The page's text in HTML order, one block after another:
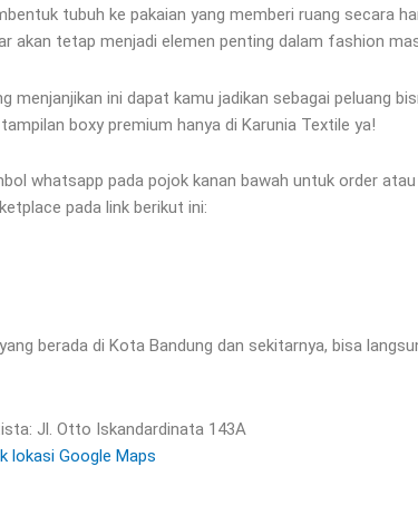
tubuh ke pakaian yang memberi ruang secara
akan tetap menjadi elemen penting dalam fashion
menjanjikan ini dapat kamu jadikan sebagai peluang
boxy premium hanya di Karunia Textile ya!
whatsapp pada pojok kanan bawah untuk order
pada link berikut ini:
berada di Kota Bandung dan sekitarnya, bisa
Jl. Otto Iskandardinata 143A
lokasi Google Maps